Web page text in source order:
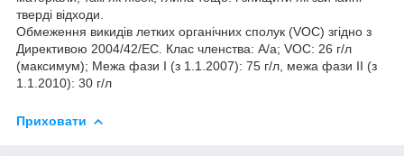
тверді відходи.
Обмеження викидів летких органічних сполук (VOC) згідно з
Директивою 2004/42/EC. Клас членства: A/a; VOC: 26 г/л
(максимум); Межа фази I (з 1.1.2007): 75 г/л, межа фази II (з
1.1.2010): 30 г/л
Приховати